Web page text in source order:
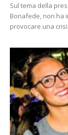
Sul tema della
Bonafede, non ha
provocare una